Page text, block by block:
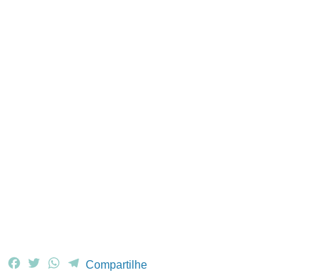
F
T
W
TCompartilhe